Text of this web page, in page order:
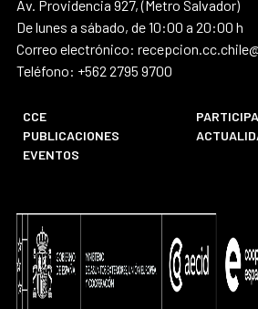
Av. Providencia 927, (Metro Salvador)
De lunes a sábado, de 10:00 a 20:00 h
Correo electrónico:
Teléfono: +562 2795 9700
CCE
PARTICIPA
PUBLICACIONES
EVENTOS